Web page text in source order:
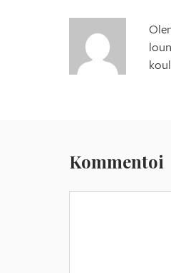
Kommentoi